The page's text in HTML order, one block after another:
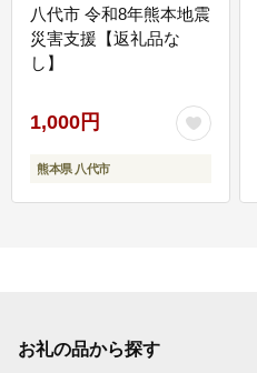
八代市 令和8年熊本地震
災害支援【返礼品な
し】
1,000円
熊本県 八代市
お礼の品から探す